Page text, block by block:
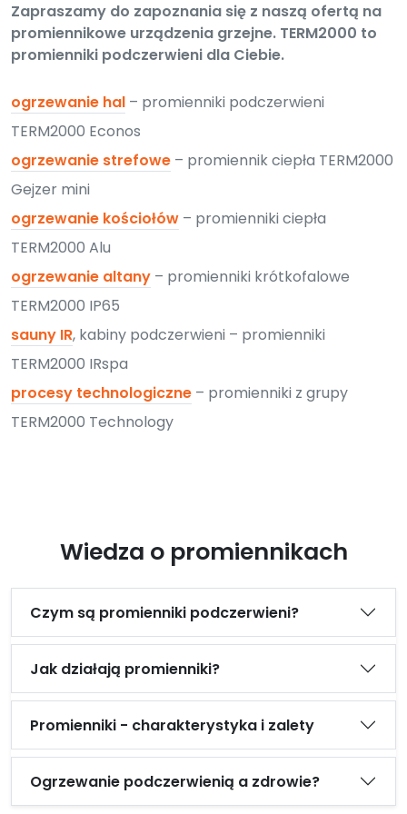
Zapraszamy do zapoznania się z naszą ofertą na
promiennikowe urządzenia grzejne. TERM2000 to
promienniki podczerwieni dla Ciebie.
ogrzewanie hal – promienniki podczerwieni
TERM2000 Econos
ogrzewanie strefowe – promiennik ciepła TERM2000
Gejzer mini
ogrzewanie kościołów – promienniki ciepła
TERM2000 Alu
ogrzewanie altany – promienniki krótkofalowe
TERM2000 IP65
sauny IR, kabiny podczerwieni – promienniki
TERM2000 IRspa
procesy technologiczne – promienniki z grupy
TERM2000 Technology
Wiedza o promiennikach
Czym są promienniki podczerwieni?
Jak działają promienniki?
Promienniki - charakterystyka i zalety
Ogrzewanie podczerwienią a zdrowie?